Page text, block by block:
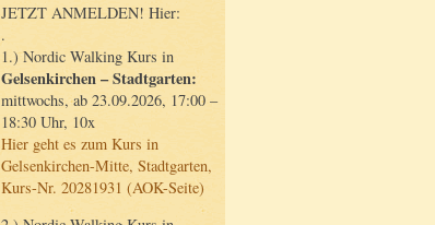
JETZT ANMELDEN! Hier:
.
1.) Nordic Walking Kurs in
Gelsenkirchen – Stadtgarten:
mittwochs, ab 23.09.2026, 17:00 –
18:30 Uhr, 10x
Hier geht es zum Kurs in
Gelsenkirchen-Mitte, Stadtgarten,
Kurs-Nr. 20281931 (AOK-Seite)